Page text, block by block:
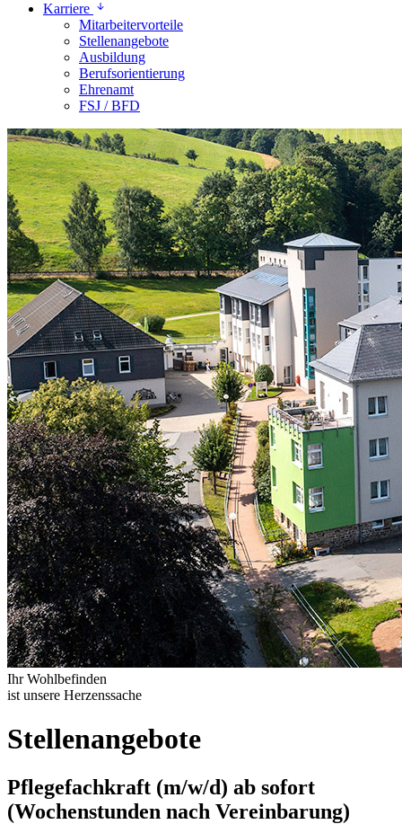
Karriere
Mitarbeitervorteile
Stellenangebote
Ausbildung
Berufsorientierung
Ehrenamt
FSJ / BFD
Ihr Wohlbefinden
ist unsere Herzenssache
Stellenangebote
Pflegefachkraft (m/w/d) ab sofort
(Wochenstunden nach Vereinbarung)